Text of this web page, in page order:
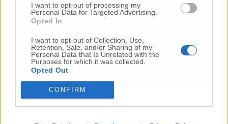
I want to opt-out of processing my
Personal Data for Targeted Advertising.
Opted In
I want to opt-out of Collection, Use,
Retention, Sale, and/or Sharing of my
Personal Data that Is Unrelated with the
Purposes for which it was collected.
Opted Out
CONFIRM
Commenti